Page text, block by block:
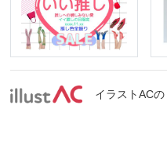
イラストAC